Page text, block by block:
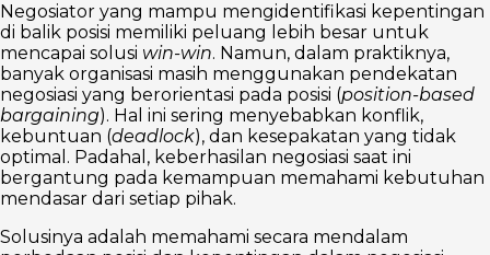
Negosiator yang mampu mengidentifikasi kepentingan
di balik posisi memiliki peluang lebih besar untuk
mencapai solusi win-win. Namun, dalam praktiknya,
banyak organisasi masih menggunakan pendekatan
negosiasi yang berorientasi pada posisi (position-based
bargaining). Hal ini sering menyebabkan konflik,
kebuntuan (deadlock), dan kesepakatan yang tidak
optimal. Padahal, keberhasilan negosiasi saat ini
bergantung pada kemampuan memahami kebutuhan
mendasar dari setiap pihak.
Solusinya adalah memahami secara mendalam